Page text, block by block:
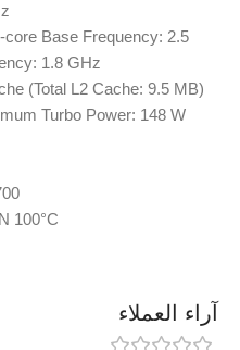
core Base Frequency: 2.5
1.8 GHz
(Total L2 Cache: 9.5 MB)
Turbo Power: 148 W
100°C
آراء العملاء